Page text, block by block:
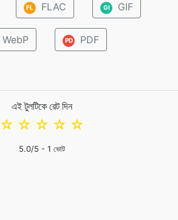
FL FLAC GI GIF
WebP PD PDF
এই টুলটিকে রেট দিন
☆
☆
☆
☆
☆
5.0/5 - 1 ভোট